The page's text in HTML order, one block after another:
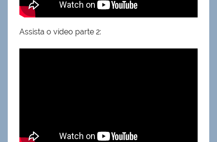
Assista o vídeo parte 2: